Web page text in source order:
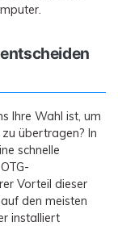
Ihre Wahl ist, um
übertragen? In
schnelle
Vorteil dieser
den meisten
installiert